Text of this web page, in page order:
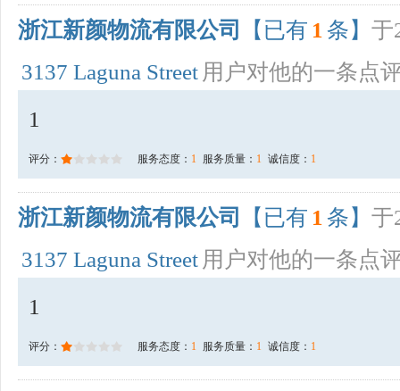
浙江新颜物流有限公司 【已有 1 条】 于
3137 Laguna Street 用户对他的一条点
1
评分： 服务态度： 1 服务质量： 1 诚信度： 1
浙江新颜物流有限公司 【已有 1 条】 于
3137 Laguna Street 用户对他的一条点
1
评分： 服务态度： 1 服务质量： 1 诚信度： 1